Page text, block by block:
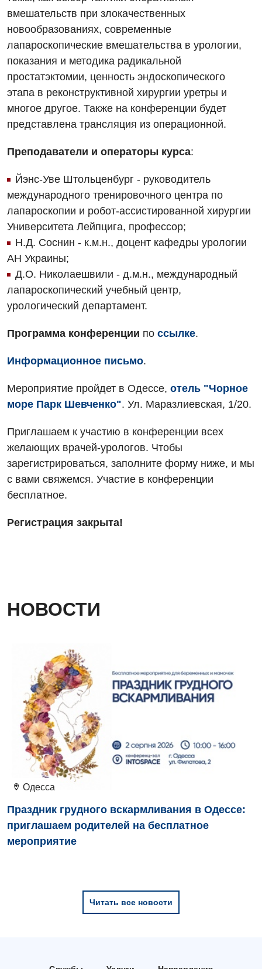
Видео
Магнитно-резонансная томография
Маммография
Нейросонография
Рентгенография
УЗИ
Акушерство и гинекология
Аллергология, иммунология
Андрология
Бесплатные услуги
Гастроэнтерология
Гематология
Гинекологическое отделение
Диетология
Кардиология
Кардиохирургия
Маммология
Медицинская психология
Ортопедия и травматология
Отделение неотложных состояний
Оториноларингология
Офтальмологическое отделение
Педиатрическое отделение
Проктология
Ревматология
Сосудистая хирургия
Травматологическое отделение
Урология
Онкологическое отделение
Отдел госпитализации
Отделение интенсивной терапии
Отделение неотложных состояний
Офтальмологическое отделение
Терапевтическое отделение
Травматологическое отделение
Урологическое отделение
Хирургическое отделение
Эндоскопическое отделение
Декларирование
Лечение острого инфаркта
Национальный скрининг здоровья 40+
вмешательств при злокачественных
новообразованиях, современные
лапароскопические вмешательства в урологии,
показания и методика радикальной
простатэктомии, ценность эндоскопического
этапа в реконструктивной хирургии уретры и
многое другое. Также на конференции будет
представлена трансляция из операционной.
Преподаватели и операторы курса:
Йэнс-Уве Штольценбург - руководитель
международного тренировочного центра по
лапароскопии и робот-ассистированной хирургии
Университета Лейпцига, профессор;
Н.Д. Соснин - к.м.н., доцент кафедры урологии
АН Украины;
Д.О. Николаешвили - д.м.н., международный
лапароскопический учебный центр,
урологический департамент.
Программа конференции по ссылке.
Информационное письмо.
Мероприятие пройдет в Одессе, отель "Чорное
море Парк Шевченко". Ул. Маразлиевская, 1/20.
Приглашаем к участию в конференции всех
желающих врачей-урологов. Чтобы
зарегистрироваться, заполните форму ниже, и мы
с вами свяжемся. Участие в конференции
бесплатное.
Регистрация закрыта!
НОВОСТИ
Одесса
Праздник грудного вскармливания в Одессе:
приглашаем родителей на бесплатное
мероприятие
Читать все новости